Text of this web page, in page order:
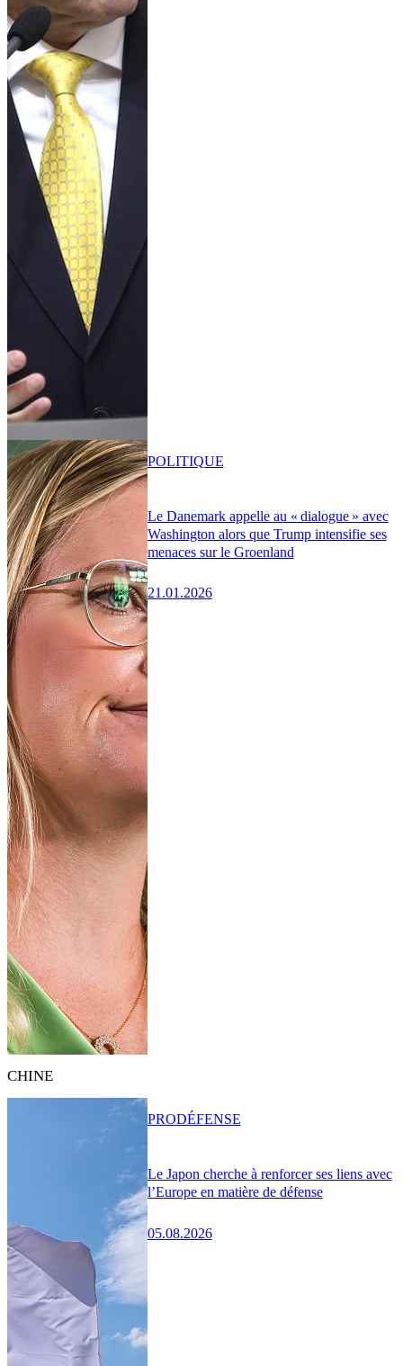
Le Danemark appelle au « dialogue » avec
Washington alors que Trump intensifie ses
menaces sur le Groenland
21.01.2026
POLITIQUE
CHINE
Le Japon cherche à renforcer ses liens avec
l’Europe en matière de défense
05.08.2026
PRODÉFENSE